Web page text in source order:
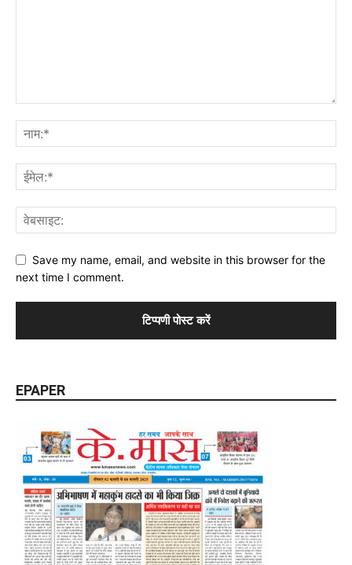
Save my name, email, and website in this browser for the
next time I comment.
EPAPER